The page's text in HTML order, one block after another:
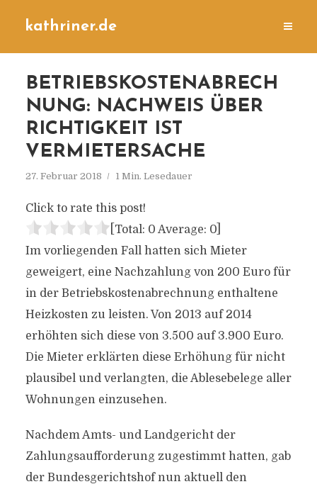
kathriner.de
BETRIEBSKOSTENABRECH
NUNG: NACHWEIS ÜBER
RICHTIGKEIT IST
VERMIETERSACHE
27. Februar 2018 1 Min. Lesedauer
Click to rate this post!
[Total: 0 Average: 0]
Im vorliegenden Fall hatten sich Mieter
geweigert, eine Nachzahlung von 200 Euro für
in der Betriebskostenabrechnung enthaltene
Heizkosten zu leisten. Von 2013 auf 2014
erhöhten sich diese von 3.500 auf 3.900 Euro.
Die Mieter erklärten diese Erhöhung für nicht
plausibel und verlangten, die Ablesebelege aller
Wohnungen einzusehen.
Nachdem Amts- und Landgericht der
Zahlungsaufforderung zugestimmt hatten, gab
der Bundesgerichtshof nun aktuell den